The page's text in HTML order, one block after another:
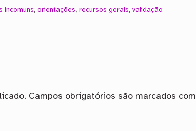
incomuns ,orientações ,recursos gerais ,validação
Campos obrigatórios são marcados com